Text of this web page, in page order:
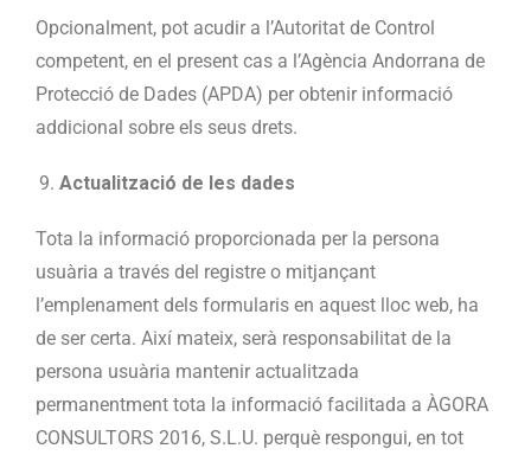
Opcionalment, pot acudir a l’Autoritat de Control
competent, en el present cas a l’Agència Andorrana de
Protecció de Dades (APDA) per obtenir informació
addicional sobre els seus drets.
Actualització de les dades
Tota la informació proporcionada per la persona
usuària a través del registre o mitjançant
l’emplenament dels formularis en aquest lloc web, ha
de ser certa. Així mateix, serà responsabilitat de la
persona usuària mantenir actualitzada
permanentment tota la informació facilitada a ÀGORA
CONSULTORS 2016, S.L.U. perquè respongui, en tot